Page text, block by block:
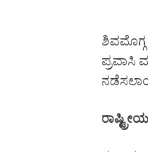
ಪ್ರವಾಸಿ